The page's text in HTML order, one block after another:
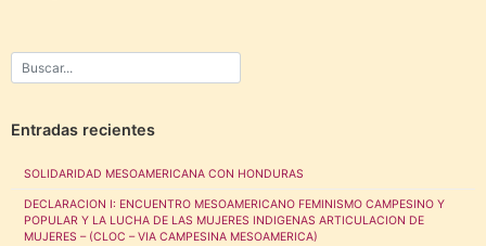
Entradas recientes
SOLIDARIDAD MESOAMERICANA CON HONDURAS
DECLARACION I: ENCUENTRO MESOAMERICANO FEMINISMO CAMPESINO Y
POPULAR Y LA LUCHA DE LAS MUJERES INDIGENAS ARTICULACION DE
MUJERES – (CLOC – VIA CAMPESINA MESOAMERICA)